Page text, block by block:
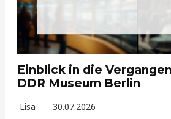
Einblick in die
DDR Museum Berlin
Lisa 30.07.2026